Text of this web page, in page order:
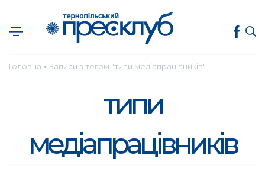
Головна ● Записи з тегом "типи медіапрацівників"
типи
медіапрацівників